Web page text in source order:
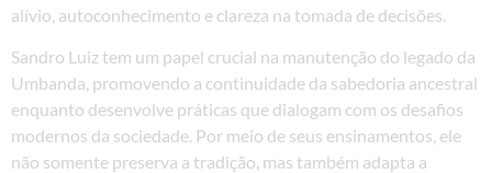
alívio, autoconhecimento e clareza na tomada de decisões.
Sandro Luiz tem um papel crucial na manutenção do legado da
Umbanda, promovendo a continuidade da sabedoria ancestral
enquanto desenvolve práticas que dialogam com os desafios
modernos da sociedade. Por meio de seus ensinamentos, ele
não somente preserva a tradição, mas também adapta a